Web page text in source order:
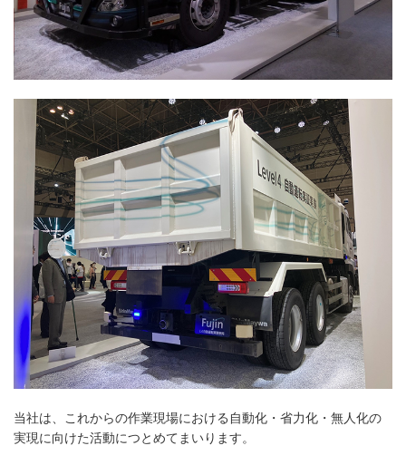
当社は、これからの作業現場における自動化・省力化・無人化の
実現に向けた活動につとめてまいります。